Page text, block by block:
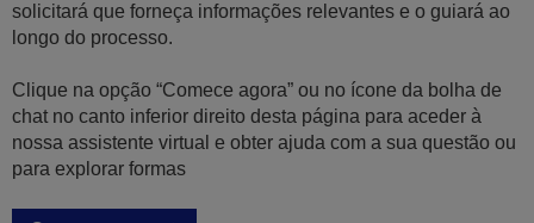
solicitará que forneça informações relevantes e o guiará ao
longo do processo.
Clique na opção “Comece agora” ou no ícone da bolha de
chat no canto inferior direito desta página para aceder à
nossa assistente virtual e obter ajuda com a sua questão ou
para explorar formas